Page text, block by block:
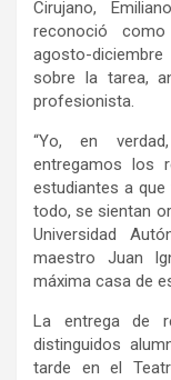
Cirujano,
reconoció
agosto-
sobre la tarea,
profesionista.
“Yo, en
entregamos los
estudiantes a que
todo, se sientan
Universidad
maestro Juan
máxima casa de
La entrega de
distinguidos
tarde en el